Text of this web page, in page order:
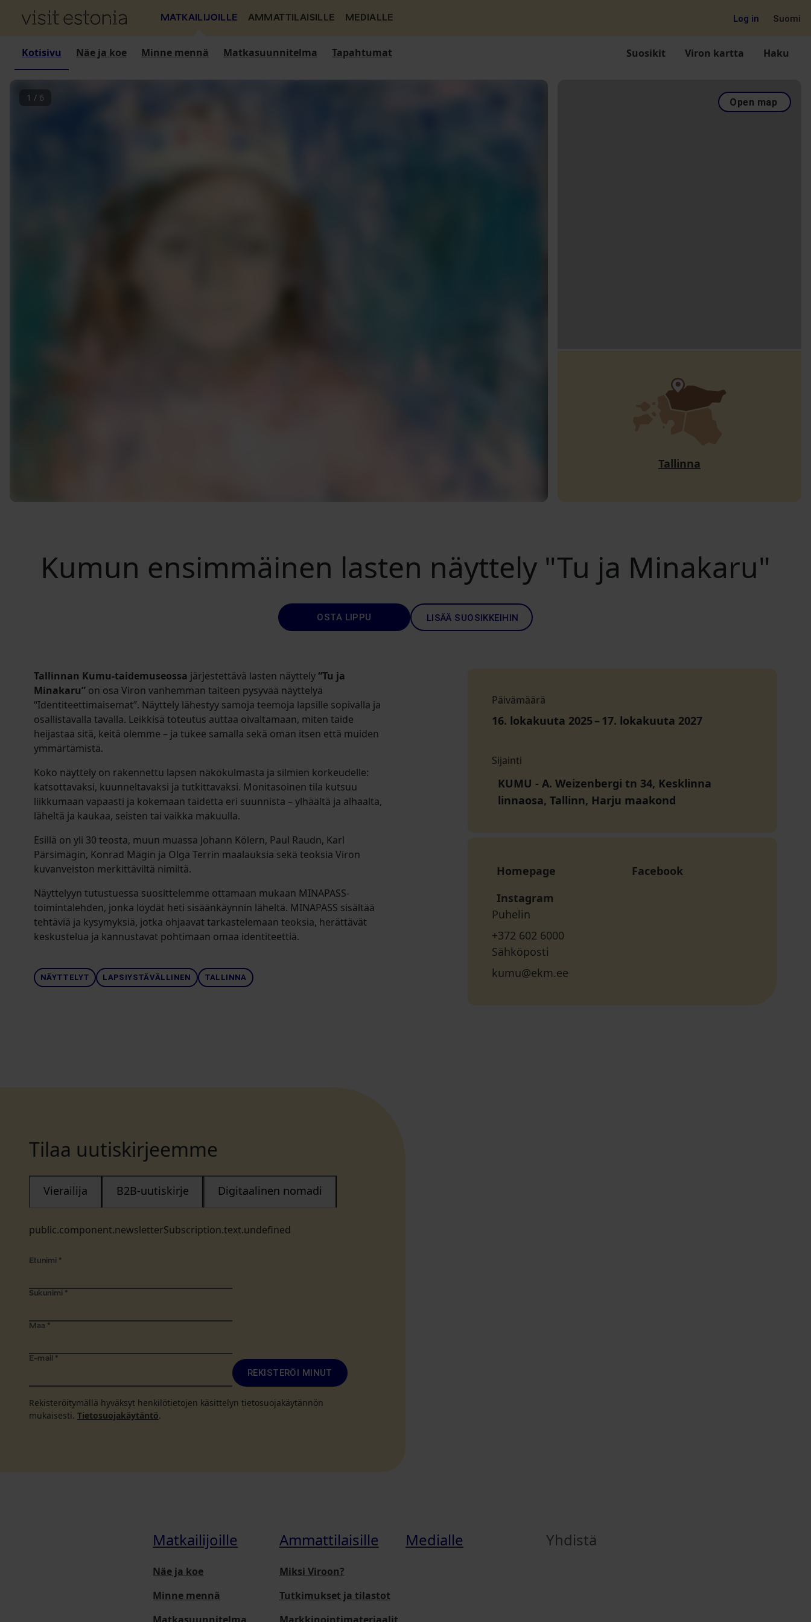
MATKAILIJOILLE AMMATTILAISILLE MEDIALLE Log in Suomi
Kotisivu Näe ja koe Minne mennä Matkasuunnitelma Tapahtumat Suosikit Viron kartta Haku
1 / 6 Open map
Tallinna
Kumun ensimmäinen lasten näyttely "Tu ja Minakaru"
OSTA LIPPU LISÄÄ SUOSIKKEIHIN
Tallinnan Kumu-taidemuseossa järjestettävä lasten näyttely“Tu ja
Minakaru” on osa Viron vanhemman taiteen pysyvää näyttelyä
“Identiteettimaisemat”. Näyttely lähestyy samoja teemoja lapsille sopivalla ja
osallistavalla tavalla. Leikkisä toteutus auttaa oivaltamaan, miten taide
heijastaa sitä, keitä olemme – ja tukee samalla sekä oman itsen että muiden
ymmärtämistä.
Koko näyttely on rakennettu lapsen näkökulmasta ja silmien korkeudelle:
katsottavaksi, kuunneltavaksi ja tutkittavaksi. Monitasoinen tila kutsuu
liikkumaan vapaasti ja kokemaan taidetta eri suunnista – ylhäältä ja alhaalta,
läheltä ja kaukaa, seisten tai vaikka makuulla.
Esillä on yli 30 teosta, muun muassa Johann Kölern, Paul Raudn, Karl
Pärsimägin, Konrad Mägin ja Olga Terrin maalauksia sekä teoksia Viron
kuvanveiston merkittäviltä nimiltä.
Näyttelyyn tutustuessa suosittelemme ottamaan mukaan MINAPASS-
toimintalehden, jonka löydät heti sisäänkäynnin läheltä. MINAPASS sisältää
tehtäviä ja kysymyksiä, jotka ohjaavat tarkastelemaan teoksia, herättävät
keskustelua ja kannustavat pohtimaan omaa identiteettiä.
NÄYTTELYT LAPSIYSTÄVÄLLINEN TALLINNA
Päivämäärä
16. lokakuuta 2025– 17. lokakuuta 2027
Sijainti
KUMU - A. Weizenbergi tn 34, Kesklinna
linnaosa, Tallinn, Harju maakond
Homepage
Facebook
Instagram
Puhelin
+372 602 6000
Sähköposti
kumu@ekm.ee
Tilaa uutiskirjeemme
public.component.newsletterSubscription.text.undefined
Vierailija B2B-uutiskirje Digitaalinen nomadi
Etunimi *
Sukunimi *
Maa *
E-mail *
REKISTERÖI MINUT
Rekisteröitymällä hyväksyt henkilötietojen käsittelyn tietosuojakäytännön
mukaisesti. Tietosuojakäytäntö.
Matkailijoille
Näe ja koe
Minne mennä
Ammattilaisille
Miksi Viroon?
Tutkimukset ja tilastot
Medialle Yhdistä